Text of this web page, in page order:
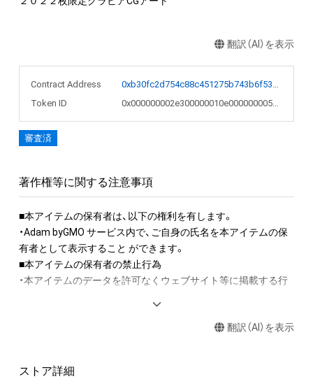
翻訳（AI）を表示
Contract Address
0xb30fc2d754c88c451275b743b6f530f19f643683
Token ID
0x000000002e300000010e0000000059c0
審査済
著作権等に関する注意事項
■本アイテムの保有者は、以下の権利を有します。
・Adam byGMO サービス内で、ご自身の氏名を本アイテムの保
有者として表示すること ができます。
■本アイテムの保有者の禁止行為
・本アイテムのデータを許可なくウェブサイト等に掲載する行
翻訳（AI）を表示
ストア詳細